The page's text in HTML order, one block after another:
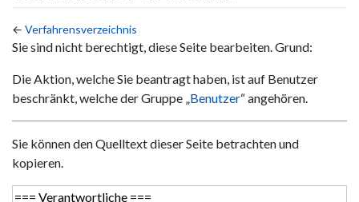
← Verfahrensverzeichnis
Wechseln zu: Navigation ,Suche
Sie sind nicht berechtigt, diese Seite bearbeiten. Grund:
Die Aktion, welche Sie beantragt haben, ist auf Benutzer
beschränkt, welche der Gruppe „Benutzer“ angehören.
Sie können den Quelltext dieser Seite betrachten und
kopieren.